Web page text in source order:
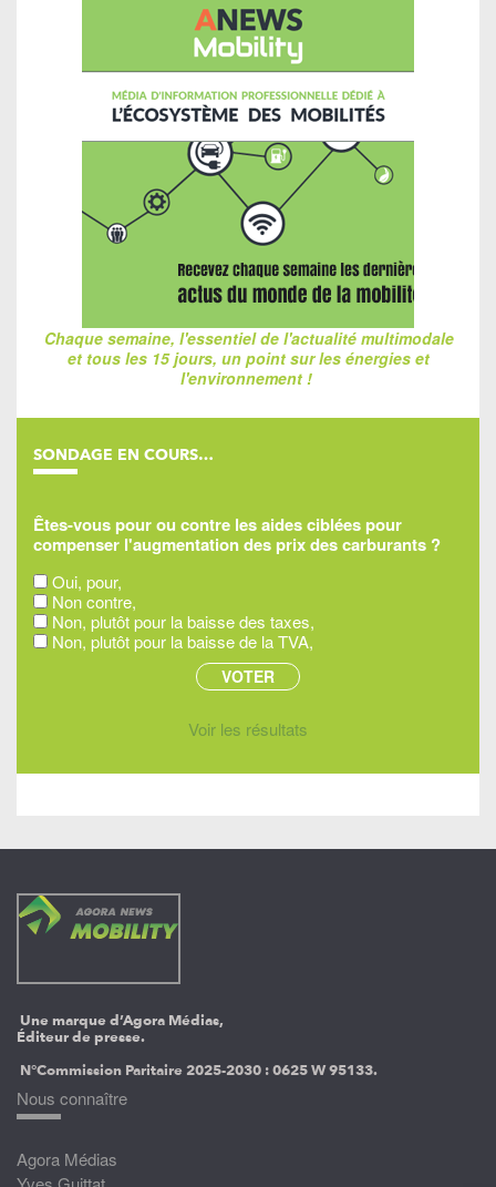
Chaque semaine, l'essentiel de l'actualité multimodale
et tous les 15 jours, un point sur les énergies et
l'environnement !
SONDAGE EN COURS…
Êtes-vous pour ou contre les aides ciblées pour
compenser l'augmentation des prix des carburants ?
Oui, pour,
Non contre,
Non, plutôt pour la baisse des taxes,
Non, plutôt pour la baisse de la TVA,
Voir les résultats
Une marque d’Agora Médias,
Éditeur de presse.
N°Commission Paritaire 2025-2030 :0625 W 95133.
Nous connaître
Agora Médias